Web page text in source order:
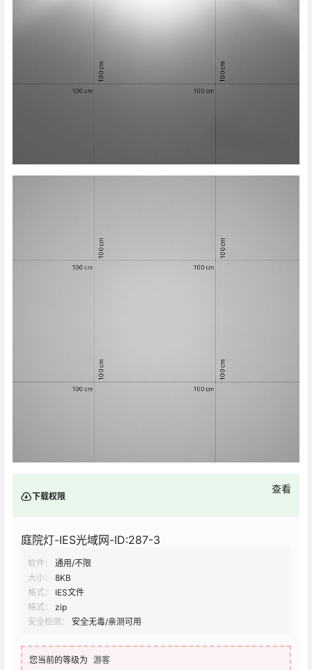
下载权限
查看
庭院灯-IES光域网-ID:287-3
软件：
通用/不限
大小：
8KB
格式：
IES文件
格式：
zip
安全检测：
安全无毒/亲测可用
您当前的等级为 游客